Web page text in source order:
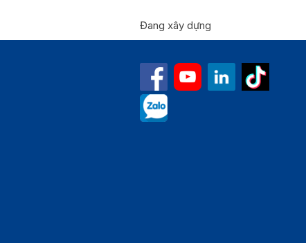
Đang xây dựng